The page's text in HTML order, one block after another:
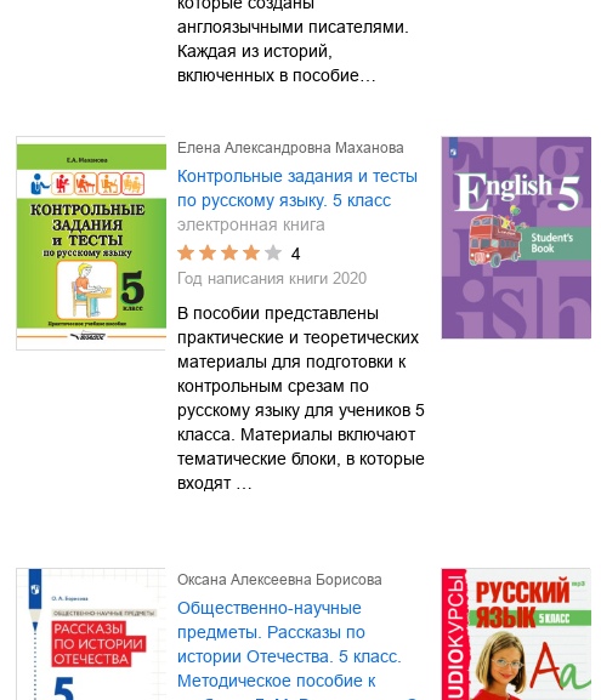
англоязычными писателями.
Каждая из историй,
включенных в пособие…
Елена Александровна Маханова
Контрольные задания и тесты
по русскому языку. 5 класс
электронная книга
4
Год написания книги 2020
В пособии представлены
практические и теоретических
материалы для подготовки к
контрольным срезам по
русскому языку для учеников 5
класса. Материалы включают
тематические блоки, в которые
входят …
Оксана Алексеевна Борисова
Общественно-научные
предметы. Рассказы по
истории Отечества. 5 класс.
Методическое пособие к